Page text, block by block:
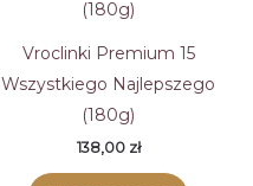
Vroclinki Premium 15
Wszystkiego Najlepszego
(180g)
138,00 zł